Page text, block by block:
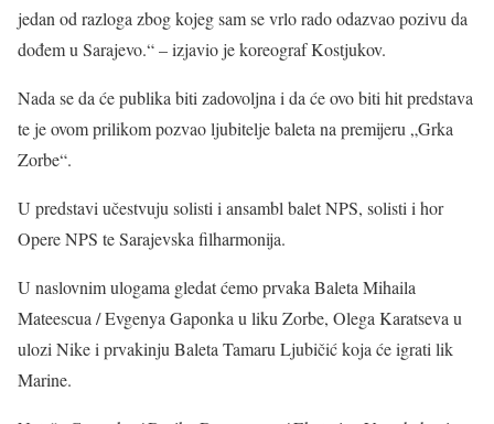
jedan od razloga zbog kojeg sam se vrlo rado odazvao pozivu da
dođem u Sarajevo.“ – izjavio je koreograf Kostjukov.
Nada se da će publika biti zadovoljna i da će ovo biti hit predstava
te je ovom prilikom pozvao ljubitelje baleta na premijeru „Grka
Zorbe“.
U predstavi učestvuju solisti i ansambl balet NPS, solisti i hor
Opere NPS te Sarajevska filharmonija.
U naslovnim ulogama gledat ćemo prvaka Baleta Mihaila
Mateescua / Evgenya Gaponka u liku Zorbe, Olega Karatseva u
ulozi Nike i prvakinju Baleta Tamaru Ljubičić koja će igrati lik
Marine.